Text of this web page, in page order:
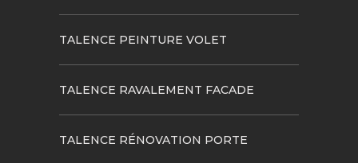
TALENCE PEINTURE VOLET
TALENCE RAVALEMENT FACADE
TALENCE RÉNOVATION PORTE